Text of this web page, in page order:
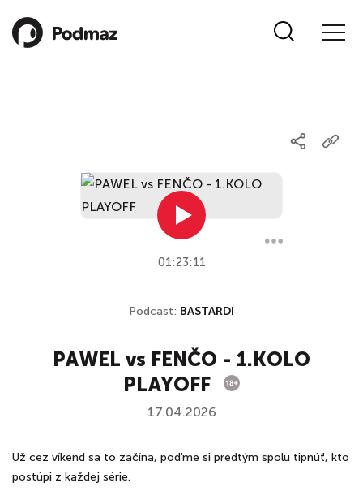
01:23:11
Podcast: BASTARDI
PAWEL vs FENČO - 1.KOLO
PLAYOFF
17.04.2026
Už cez víkend sa to začína, poďme si predtým spolu tipnúť, kto
postúpi z každej série.